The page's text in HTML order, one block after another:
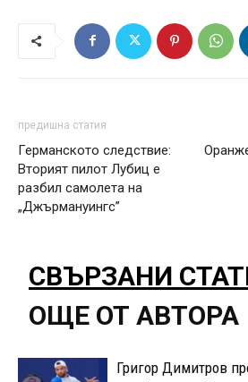
предишна статия
Германското следствие:
Вторият пилот Лубиц е
разбил самолета на
„Джърмануингс”
СВЪРЗАНИ
ОЩЕ ОТ АВТОРА
Григор Димитров